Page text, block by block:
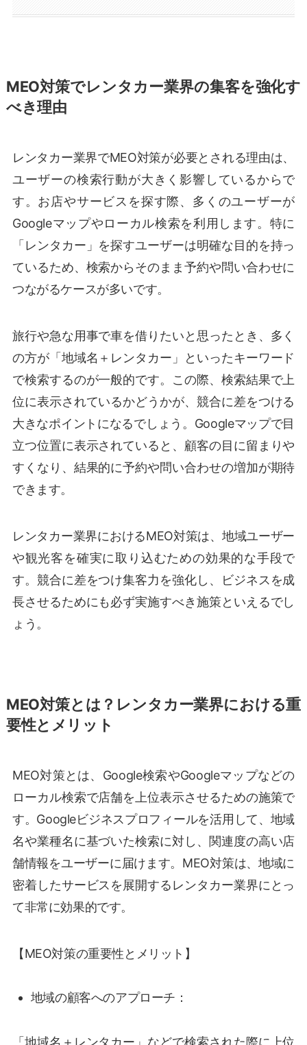
MEO対策でレンタカー業界の集客を強化す
べき理由
レンタカー業界でMEO対策が必要とされる理由は、
ユーザーの検索行動が大きく影響しているからで
す。お店やサービスを探す際、多くのユーザーが
Googleマップやローカル検索を利用します。特に
「レンタカー」を探すユーザーは明確な目的を持っ
ているため、検索からそのまま予約や問い合わせに
つながるケースが多いです。
旅行や急な用事で車を借りたいと思ったとき、多く
の方が「地域名＋レンタカー」といったキーワード
で検索するのが一般的です。この際、検索結果で上
位に表示されているかどうかが、競合に差をつける
大きなポイントになるでしょう。Googleマップで目
立つ位置に表示されていると、顧客の目に留まりや
すくなり、結果的に予約や問い合わせの増加が期待
できます。
レンタカー業界におけるMEO対策は、地域ユーザー
や観光客を確実に取り込むための効果的な手段で
す。競合に差をつけ集客力を強化し、ビジネスを成
長させるためにも必ず実施すべき施策といえるでし
ょう。
MEO対策とは？レンタカー業界における重
要性とメリット
MEO対策とは、Google検索やGoogleマップなどの
ローカル検索で店舗を上位表示させるための施策で
す。Googleビジネスプロフィールを活用して、地域
名や業種名に基づいた検索に対し、関連度の高い店
舗情報をユーザーに届けます。MEO対策は、地域に
密着したサービスを展開するレンタカー業界にとっ
て非常に効果的です。
【MEO対策の重要性とメリット】
地域の顧客へのアプローチ：